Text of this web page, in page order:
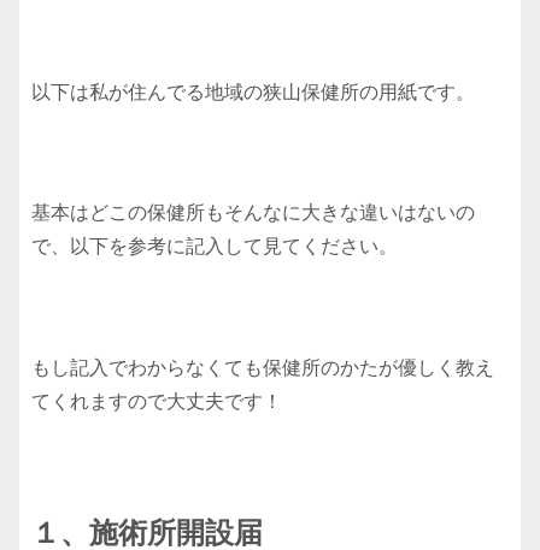
以下は私が住んでる地域の狭山保健所の用紙です。
基本はどこの保健所もそんなに大きな違いはないの
で、以下を参考に記入して見てください。
もし記入でわからなくても保健所のかたが優しく教え
てくれますので大丈夫です！
１、施術所開設届